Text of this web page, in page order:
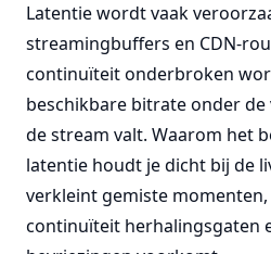
Latentie wordt vaak
streamingbuffers en CDN-
continuïteit onderbroken
beschikbare bitrate onder de
de stream valt. Waarom het
latentie houdt je dicht bij de
verkleint gemiste
continuïteit herhalingsgaten